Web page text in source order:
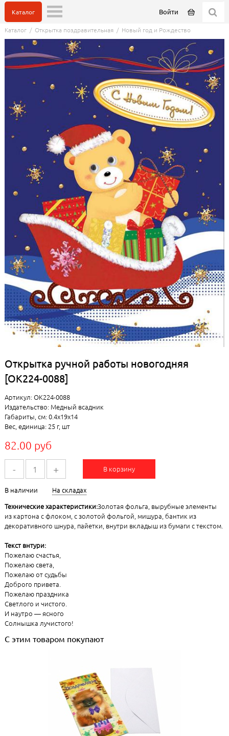
Войти
Каталог
Каталог/ Открытка поздравительная/ Новый год и Рождество
Открытка ручной работы новогодняя
[ОК224-0088]
Артикул: ОК224-0088
Издательство: Медный всадник
Габариты, см: 0.4x19x14
Вес, единица: 25 г, шт
82.00 руб
- + В корзину
В наличии
На складах
Технические характеристики:Золотая фольга, вырубные элементы
из картона с флоком, с золотой фольгой, мишура, бантик из
декоративного шнура, пайетки, внутри вкладыш из бумаги с текстом.
Текст внтури:
Пожелаю счастья,
Пожелаю света,
Пожелаю от судьбы
Доброго привета.
Пожелаю праздника
Светлого и чистого.
И наутро — ясного
Солнышка лучистого!
С этим товаром покупают